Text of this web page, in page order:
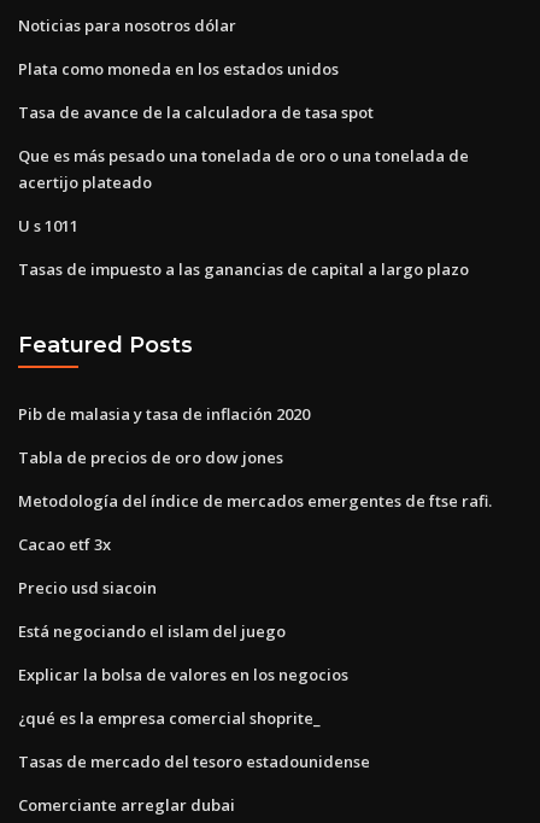
Noticias para nosotros dólar
Plata como moneda en los estados unidos
Tasa de avance de la calculadora de tasa spot
Que es más pesado una tonelada de oro o una tonelada de
acertijo plateado
U s 1011
Tasas de impuesto a las ganancias de capital a largo plazo
Featured Posts
Pib de malasia y tasa de inflación 2020
Tabla de precios de oro dow jones
Metodología del índice de mercados emergentes de ftse rafi.
Cacao etf 3x
Precio usd siacoin
Está negociando el islam del juego
Explicar la bolsa de valores en los negocios
¿qué es la empresa comercial shoprite_
Tasas de mercado del tesoro estadounidense
Comerciante arreglar dubai